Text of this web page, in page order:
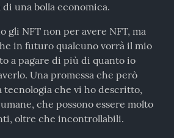
una bolla economica.
gli NFT non per avere NFT, ma
in futuro qualcuno vorrà il mio
a pagare di più di quanto io
Una promessa che però
tecnologia che vi ho descritto,
che possono essere molto
oltre che incontrollabili.